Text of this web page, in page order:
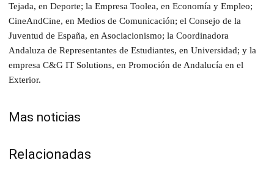
Tejada, en Deporte; la Empresa Toolea, en Economía y Empleo;
CineAndCine, en Medios de Comunicación; el Consejo de la
Juventud de España, en Asociacionismo; la Coordinadora
Andaluza de Representantes de Estudiantes, en Universidad; y la
empresa C&G IT Solutions, en Promoción de Andalucía en el
Exterior.
Mas noticias
Relacionadas